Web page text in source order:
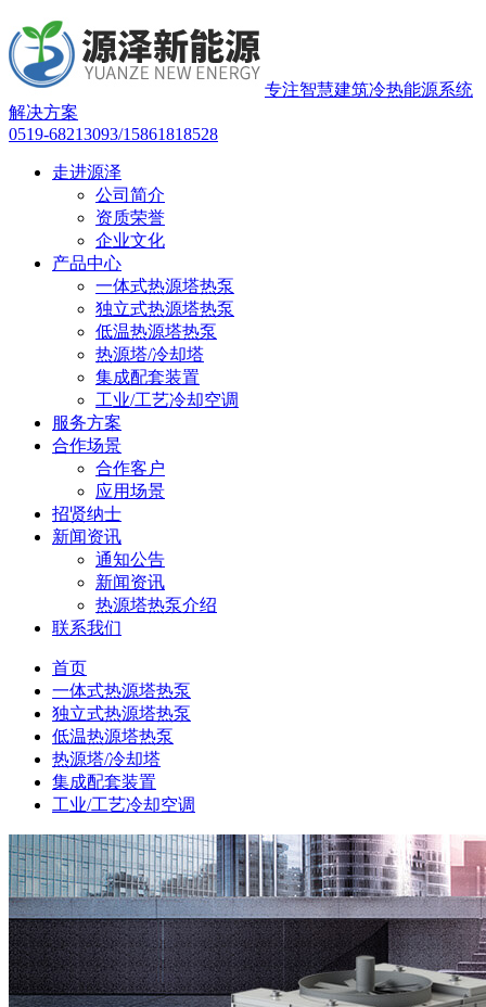
专注智慧建筑冷热能源系统
解决方案
0519-68213093/15861818528
走进源泽
公司简介
资质荣誉
企业文化
产品中心
一体式热源塔热泵
独立式热源塔热泵
低温热源塔热泵
热源塔/冷却塔
集成配套装置
工业/工艺冷却空调
服务方案
合作场景
合作客户
应用场景
招贤纳士
新闻资讯
通知公告
新闻资讯
热源塔热泵介绍
联系我们
首页
一体式热源塔热泵
独立式热源塔热泵
低温热源塔热泵
热源塔/冷却塔
集成配套装置
工业/工艺冷却空调